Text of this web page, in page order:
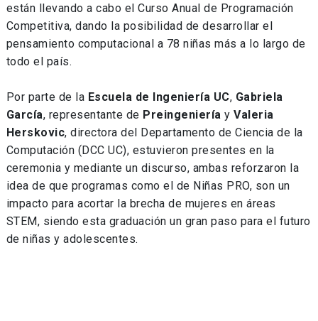
están llevando a cabo el Curso Anual de Programación
Competitiva, dando la posibilidad de desarrollar el
pensamiento computacional a 78 niñas más a lo largo de
todo el país.
Por parte de la Escuela de Ingeniería UC, Gabriela
García, representante de Preingeniería yValeria
Herskovic, directora del Departamento de Ciencia de la
Computación (DCC UC), estuvieron presentes en la
ceremonia y mediante un discurso, ambas reforzaron la
idea de que programas como el de Niñas PRO, son un
impacto para acortar la brecha de mujeres en áreas
STEM, siendo esta graduación un gran paso para el futuro
de niñas y adolescentes.